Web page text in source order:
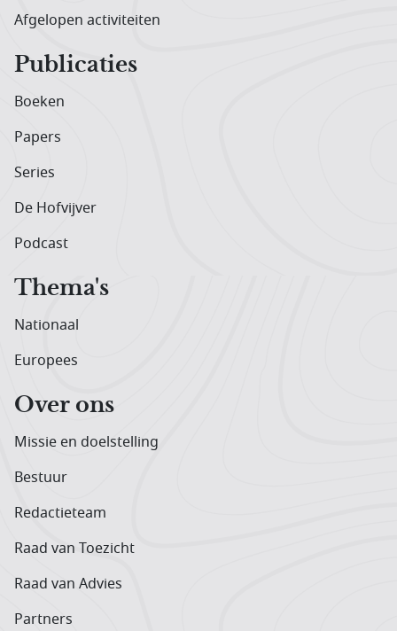
Afgelopen activiteiten
Publicaties
Boeken
Papers
Series
De Hofvijver
Podcast
Thema's
Nationaal
Europees
Over ons
Missie en doelstelling
Bestuur
Redactieteam
Raad van Toezicht
Raad van Advies
Partners